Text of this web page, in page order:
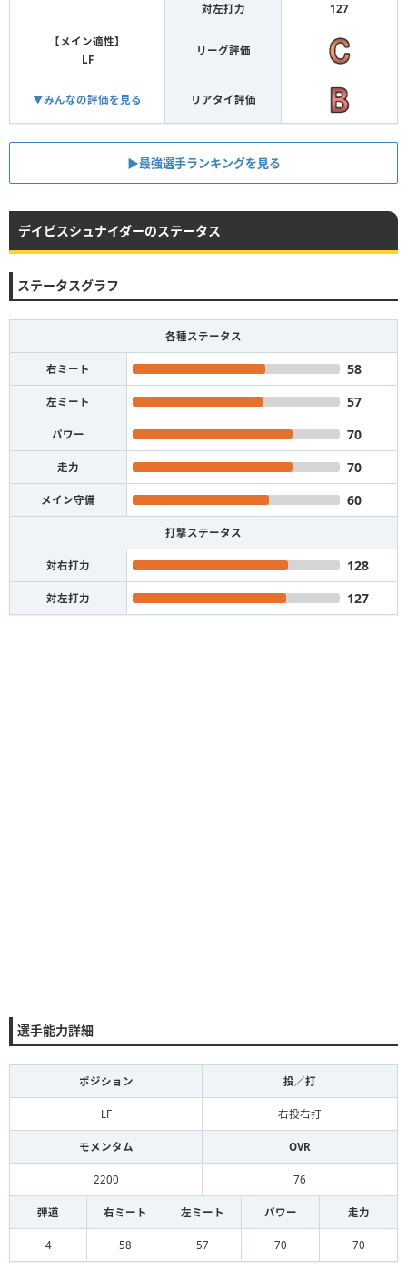
対左打力 127
【メイン適性】
LF
リーグ評価
▼みんなの評価を見る リアタイ評価
▶︎最強選手ランキングを見る
デイビスシュナイダーのステータス
ステータスグラフ
各種ステータス
右ミート 58
左ミート 57
パワー 70
走力 70
メイン守備 60
打撃ステータス
対右打力 128
対左打力 127
選手能力詳細
ポジション 投／打
LF 右投右打
モメンタム OVR
2200 76
弾道 右ミート 左ミート パワー 走力
4 58 57 70 70